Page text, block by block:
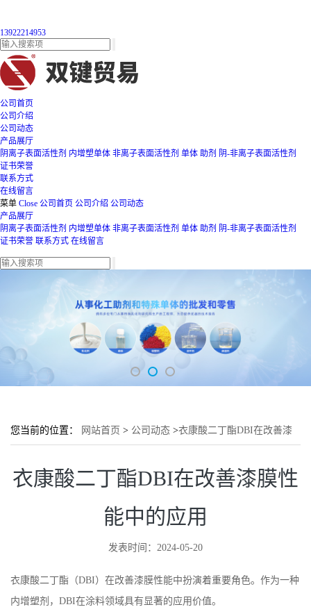
13922214953
公司首页
公司介绍
公司动态
产品展厅
阴离子表面活性剂 内增塑单体 非离子表面活性剂 单体 助剂 阴-非离子表面活性剂
证书荣誉
联系方式
在线留言
菜单 Close 公司首页 公司介绍 公司动态
产品展厅
阴离子表面活性剂 内增塑单体 非离子表面活性剂 单体 助剂 阴-非离子表面活性剂
证书荣誉 联系方式 在线留言
您当前的位置： 网站首页 > 公司动态 >衣康酸二丁酯DBI在改善漆
衣康酸二丁酯DBI在改善漆膜性
能中的应用
发表时间：2024-05-20
衣康酸二丁酯（DBI）在改善漆膜性能中扮演着重要角色。作为一种
内增塑剂，DBI在涂料领域具有显著的应用价值。